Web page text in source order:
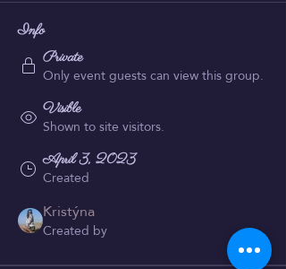
Info
Private
Only event guests can view this group.
Visible
Shown to site visitors.
April 3, 2023
Created
Kristýna
Created by